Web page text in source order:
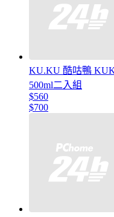
KU.KU 酷咕鴨
500ml二入組
$560
$700